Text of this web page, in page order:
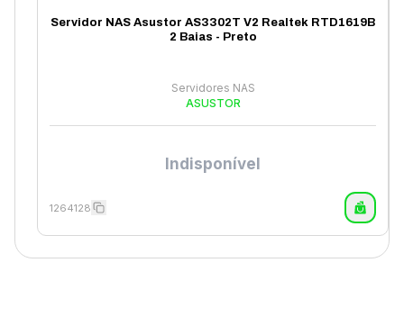
Servidor NAS Asustor AS3302T V2 Realtek RTD1619B
2 Baias - Preto
Servidores NAS
ASUSTOR
Indisponível
1264128